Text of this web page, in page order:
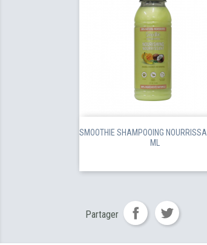
SMOOTHIE SHAMPOOING
ML
Partager